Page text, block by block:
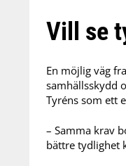
Vill se
En möjlig väg
samhällsskydd
Tyréns som ett
– Samma krav
bättre tydlighet